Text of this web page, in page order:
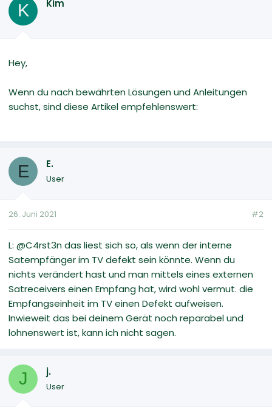
K Kim
Hey,
Wenn du nach bewährten Lösungen und Anleitungen
suchst, sind diese Artikel empfehlenswert:
E E.
User
26. Juni 2021 #2
L: @C4rst3n das liest sich so, als wenn der interne
Satempfänger im TV defekt sein könnte. Wenn du
nichts verändert hast und man mittels eines externen
Satreceivers einen Empfang hat, wird wohl vermut. die
Empfangseinheit im TV einen Defekt aufweisen.
Inwieweit das bei deinem Gerät noch reparabel und
lohnenswert ist, kann ich nicht sagen.
J j.
User